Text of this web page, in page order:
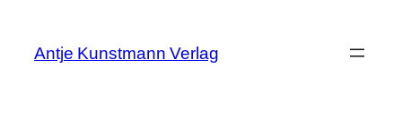
springen
Antje Kunstmann Verlag